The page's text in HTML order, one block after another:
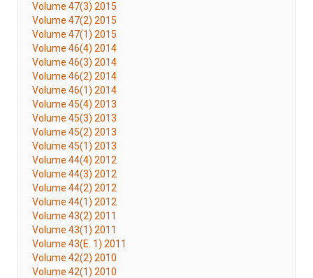
Volume 47(3) 2015
Volume 47(2) 2015
Volume 47(1) 2015
Volume 46(4) 2014
Volume 46(3) 2014
Volume 46(2) 2014
Volume 46(1) 2014
Volume 45(4) 2013
Volume 45(3) 2013
Volume 45(2) 2013
Volume 45(1) 2013
Volume 44(4) 2012
Volume 44(3) 2012
Volume 44(2) 2012
Volume 44(1) 2012
Volume 43(2) 2011
Volume 43(1) 2011
Volume 43(E. 1) 2011
Volume 42(2) 2010
Volume 42(1) 2010